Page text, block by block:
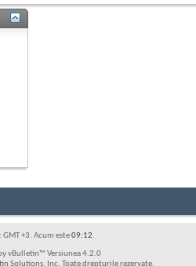
GMT +3. Acum este09:12.
vBulletin™ Versiunea 4.2.0
Solutions, Inc. Toate drepturile rezervate.